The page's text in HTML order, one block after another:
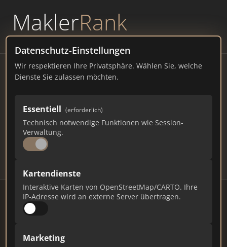
MaklerRank
powered byWAVEPOINT
Datenschutz-Einstellungen
Wir respektieren Ihre Privatsphäre. Wählen Sie, welche
Dienste Sie zulassen möchten.
Essentiell (erforderlich)
Technisch notwendige Funktionen wie Session-
Verwaltung.
Kartendienste
Interaktive Karten von OpenStreetMap/CARTO. Ihre
IP-Adresse wird an externe Server übertragen.
Marketing
Immobilienmakler Werl –
Ranking Juli 2026
NORDRHEIN-WESTFALEN30.061 EINWOHNER
68 452